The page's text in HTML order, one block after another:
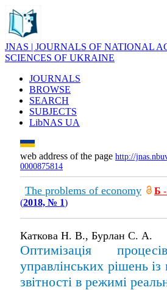
JNAS | JOURNALS OF NATIONAL
SCIENCES OF UKRAINE
JOURNALS
BROWSE
SEARCH
SUBJECTS
LibNAS UA
web address of the page http://
0000875814
The problems of economy Б
(2018, № 1)
Каткова Н. В., Бурлан С. А.
Оптимізація
управлінських рішень
звітності в режимі